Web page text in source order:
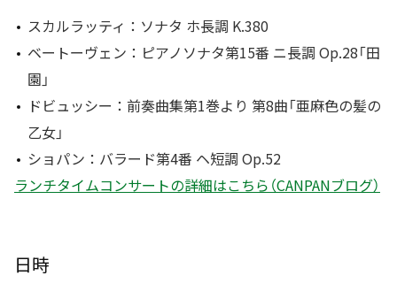
スカルラッティ：ソナタ ホ長調 K.380
ベートーヴェン：ピアノソナタ第15番 ニ長調 Op.28「田
園」
ドビュッシー：前奏曲集第1巻より 第8曲「亜麻色の髪の
乙女」
ショパン：バラード第4番 ヘ短調 Op.52
ランチタイムコンサートの詳細はこちら（CANPANブログ）
日時